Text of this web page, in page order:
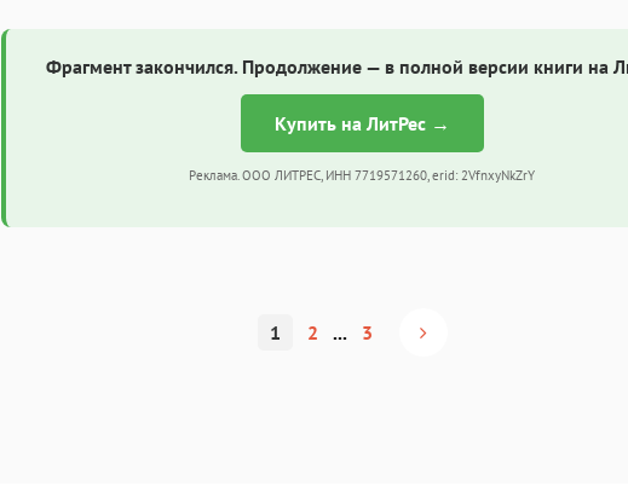
Фрагмент закончился. Продолжение — в полной версии книги на
Купить на ЛитРес →
Реклама. ООО ЛИТРЕС, ИНН 7719571260, erid: 2VfnxyNkZrY
1 2 ... 3